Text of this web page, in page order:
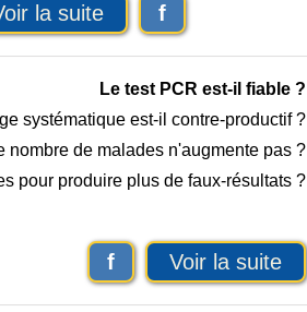
la suite f
Le test PCR est-il fiable ?
systématique est-il contre-productif ?
nombre de malades n'augmente pas ?
pour produire plus de faux-résultats ?
f Voir la suite